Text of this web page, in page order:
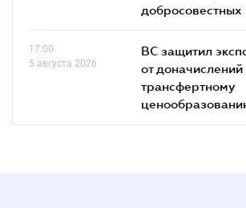
17.00
5 августа 2026
ВС защитил
от доначислений
трансфертному